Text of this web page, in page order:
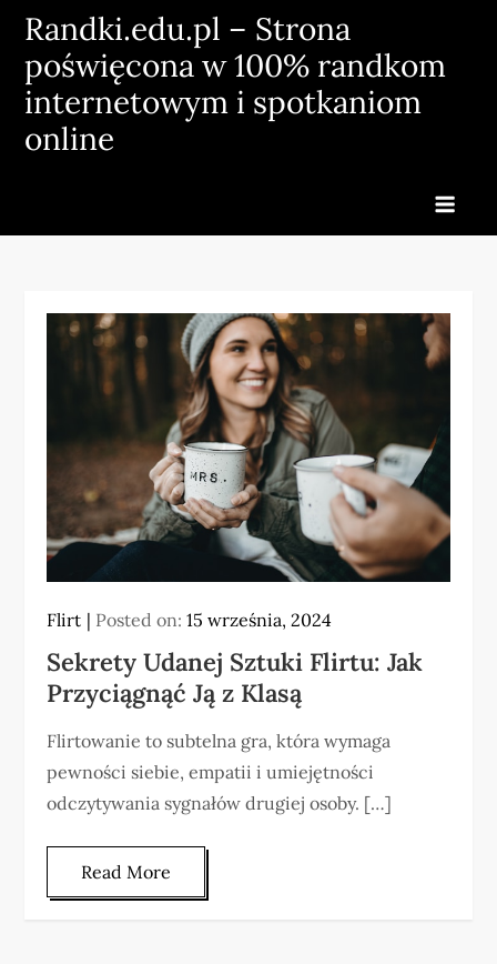
Skip
content
Randki.edu.pl – Strona
poświęcona w 100% randkom
internetowym i spotkaniom
online
Flirt Posted on:15 września, 2024
Sekrety Udanej Sztuki Flirtu: Jak
Przyciągnąć Ją z Klasą
Flirtowanie to subtelna gra, która wymaga
pewności siebie, empatii i umiejętności
odczytywania sygnałów drugiej osoby. […]
Read More